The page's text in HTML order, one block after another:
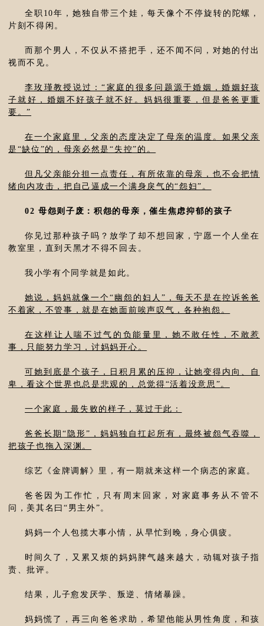
全职10年，她独自带三个娃，每天像个不停旋转的陀螺，
片刻不得闲。
而那个男人，不仅从不搭把手，还不闻不问，对她的付出
视而不见。
李玫瑾教授说过：“家庭的很多问题源于婚姻，婚姻好孩
子就好，婚姻不好孩子就不好。妈妈很重要，但是爸爸更重
要。”
在一个家庭里，父亲的态度决定了母亲的温度。如果父亲
是“缺位”的，母亲必然是“失控”的。
但凡父亲能分担一点责任，有所依靠的母亲，也不会把情
绪向内攻击，把自己逼成一个满身戾气的“怨妇”。
02 母怨则子废：积怨的母亲，催生焦虑抑郁的孩子
你见过那种孩子吗？放学了却不想回家，宁愿一个人坐在
教室里，直到天黑才不得不回去。
我小学有个同学就是如此。
她说，妈妈就像一个“幽怨的妇人”，每天不是在控诉爸爸
不着家，不管事，就是在她面前唉声叹气，各种抱怨。
在这样让人喘不过气的负能量里，她不敢任性，不敢惹
事，只能努力学习，讨妈妈开心。
可她到底是个孩子，日积月累的压抑，让她变得内向、自
卑，看这个世界也总是悲观的，总觉得“活着没意思”。
一个家庭，最失败的样子，莫过于此：
爸爸长期“隐形”，妈妈独自扛起所有，最终被怨气吞噬，
把孩子也拖入深渊。
综艺《金牌调解》里，有一期就来这样一个病态的家庭。
爸爸因为工作忙，只有周末回家，对家庭事务从不管不
问，美其名曰“男主外”。
妈妈一个人包揽大事小情，从早忙到晚，身心俱疲。
时间久了，又累又烦的妈妈脾气越来越大，动辄对孩子指
责、批评。
结果，儿子愈发厌学、叛逆、情绪暴躁。
妈妈慌了，再三向爸爸求助，希望他能从男性角度，和孩